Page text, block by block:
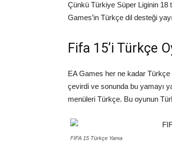
Çünkü Türkiye Süper Liginin 18
Games’in Türkçe dil desteği
Fifa 15’i Türkçe
EA Games her ne kadar
çevirdi ve sonunda bu yamayı
menüleri Türkçe. Bu oyunun
FIFA 15 Türkçe Yama